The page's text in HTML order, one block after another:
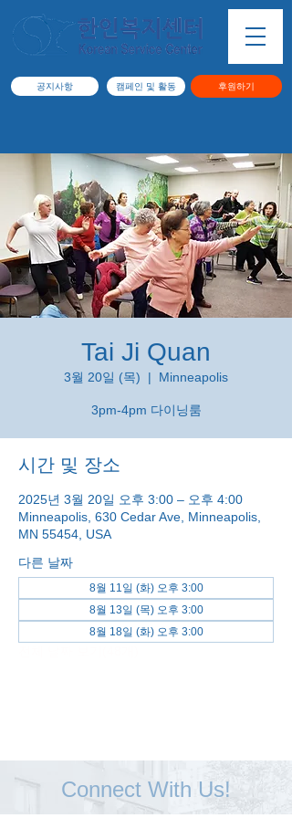
공지사항 캠페인 및 활동 후원하기
Tai Ji Quan
3월 20일 (목)
  |
Minneapolis
3pm-4pm 다이닝룸
시간 및 장소
2025년 3월 20일 오후 3:00 – 오후 4:00
Minneapolis, 630 Cedar Ave, Minneapolis,
MN 55454, USA
다른 날짜
8월 11일 (화) 오후 3:00
8월 13일 (목) 오후 3:00
8월 18일 (화) 오후 3:00
Connect With Us!